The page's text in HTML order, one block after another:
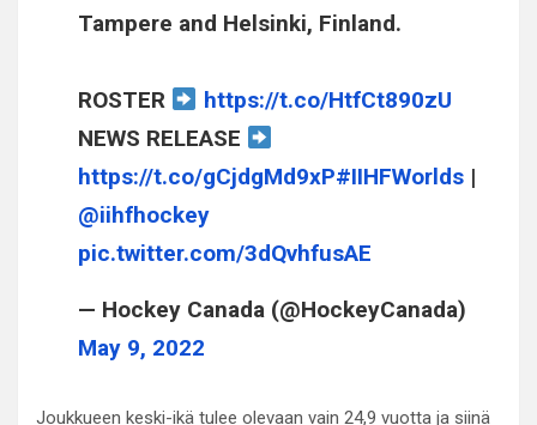
Tampere and Helsinki, Finland.
ROSTER
https://t.co/HtfCt890zU
NEWS RELEASE
https://t.co/gCjdgMd9xP#IIHFWorlds |
@iihfhockey
pic.twitter.com/3dQvhfusAE
— Hockey Canada (@HockeyCanada)
May 9, 2022
Joukkueen keski-ikä tulee olevaan vain 24,9 vuotta ja siinä